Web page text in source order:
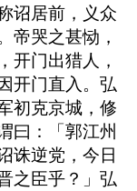
诏居前，义众
帝哭之甚恸，
开门出猎人，
开门直入。弘
初克京城，修
曰：「郭江州
诛逆党，今日
之臣乎？」弘